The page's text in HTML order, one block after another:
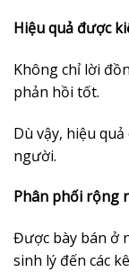
Hiệu quả được
Không chỉ lời
phản hồi tốt.
Dù vậy, hiệu
người.
Phân phối rộng
Được bày bán ở
sinh lý đến các